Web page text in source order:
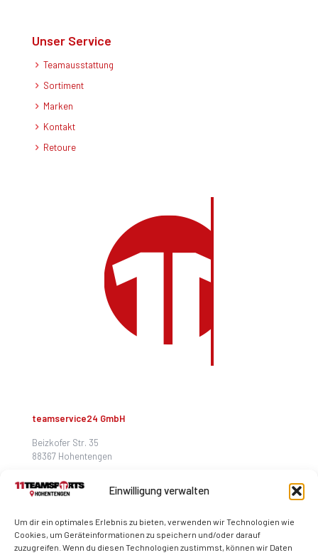
Einwilligung verwalten
Um dir ein optimales Erlebnis zu bieten, verwenden wir Technologien wie
Cookies, um Geräteinformationen zu speichern und/oder darauf
zuzugreifen. Wenn du diesen Technologien zustimmst, können wir Daten
Unser Service
Teamausstattung
Sortiment
Marken
Kontakt
Retoure
teamservice24 GmbH
Beizkofer Str. 35
88367 Hohentengen
hohentengen@11teamsports.com